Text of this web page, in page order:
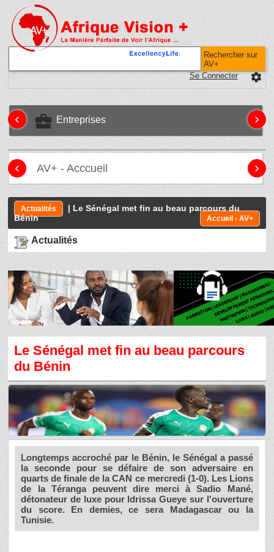
Rechercher sur
AV+
settings
Se Connecter
business_center Entreprises
‹ ›
AV+ - Acccueil
‹ ›
Actualités
| Le Sénégal met fin au beau parcours du
Bénin
Accueil - AV+
Actualités
Le Sénégal met fin au beau parcours
du Bénin
Longtemps accroché par le Bénin, le Sénégal a passé
la seconde pour se défaire de son adversaire en
quarts de finale de la CAN ce mercredi (1-0). Les Lions
de la Téranga peuvent dire merci à Sadio Mané,
détonateur de luxe pour Idrissa Gueye sur l'ouverture
du score. En demies, ce sera Madagascar ou la
Tunisie.